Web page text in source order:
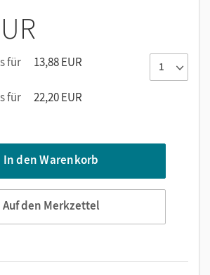
Lernen gleichberechtigt neben
Üben
von Wiederholungen
für
13,88 EUR
für
22,20 EUR
In den Warenkorb
Auf den Merkzettel